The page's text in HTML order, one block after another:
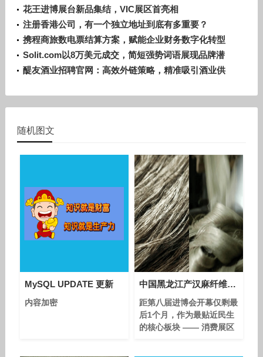
花王进博展台新品集结，VIC展区首亮相
注册香港公司，有一个独立地址到底有多重要？
携程商旅数电票结算方案，赋能企业财务数字化转型
Solit.com以8万美元成交，简短强势词语展现品牌潜
力
醍友酒业招聘官网：高效外链策略，精准吸引酒业供
随机图文
MySQL UPDATE 更新
内容加密
中国黑龙江产汉麻纤维兼具透气与抗菌特性
距第八届进博会开幕仅剩最
后1个月，作为最贴近民生
的核心板块 —— 消费展区